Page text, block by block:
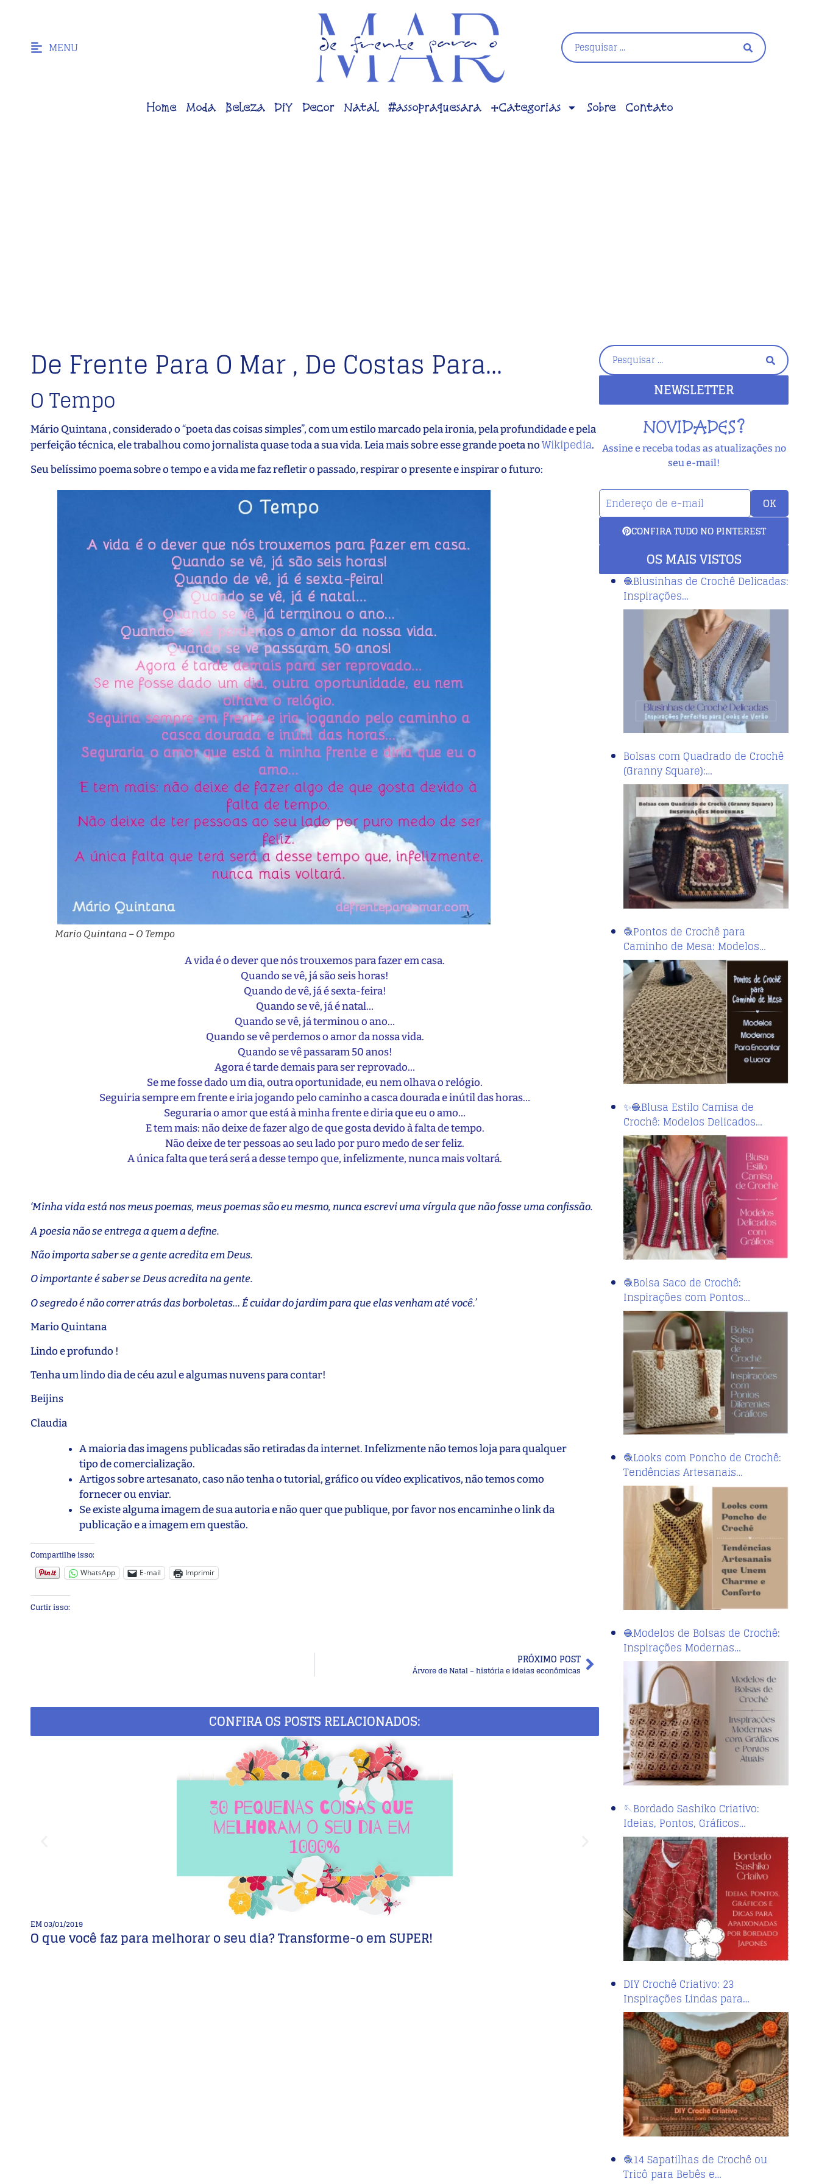
MENU
Home Moda Beleza DiY Decor Natal #assopraquesara +Categorias Sobre Contato
De Frente Para O Mar , De Costas Para…
O Tempo
Mário Quintana , considerado o “poeta das coisas simples”, com um estilo marcado pela ironia, pela profundidade e pela
perfeição técnica, ele trabalhou como jornalista quase toda a sua vida. Leia mais sobre esse grande poeta noWikipedia.
Seu belíssimo poema sobre o tempo e a vida me faz refletir o passado, respirar o presente e inspirar o futuro:
Mario Quintana – O Tempo
A vida é o dever que nós trouxemos para fazer em casa.
Quando se vê, já são seis horas!
Quando de vê, já é sexta-feira!
Quando se vê, já é natal…
Quando se vê, já terminou o ano…
Quando se vê perdemos o amor da nossa vida.
Quando se vê passaram 50 anos!
Agora é tarde demais para ser reprovado…
Se me fosse dado um dia, outra oportunidade, eu nem olhava o relógio.
Seguiria sempre em frente e iria jogando pelo caminho a casca dourada e inútil das horas…
Seguraria o amor que está à minha frente e diria que eu o amo…
E tem mais: não deixe de fazer algo de que gosta devido à falta de tempo.
Não deixe de ter pessoas ao seu lado por puro medo de ser feliz.
A única falta que terá será a desse tempo que, infelizmente, nunca mais voltará.
‘Minha vida está nos meus poemas, meus poemas são eu mesmo, nunca escrevi uma vírgula que não fosse uma confissão.
A poesia não se entrega a quem a define.
Não importa saber se a gente acredita em Deus.
O importante é saber se Deus acredita na gente.
O segredo é não correr atrás das borboletas… É cuidar do jardim para que elas venham até você.’
Mario Quintana
Lindo e profundo !
Tenha um lindo dia de céu azul e algumas nuvens para contar!
Beijins
Claudia
A maioria das imagens publicadas são retiradas da internet. Infelizmente não temos loja para qualquer
tipo de comercialização.
Artigos sobre artesanato, caso não tenha o tutorial, gráfico ou vídeo explicativos, não temos como
fornecer ou enviar.
Se existe alguma imagem de sua autoria e não quer que publique, por favor nos encaminhe o link da
publicação e a imagem em questão.
Compartilhe isso:
WhatsApp E-mail Imprimir
Curtir isso:
PRÓXIMO POST
Árvore de Natal – história e ideias econômicas
CONFIRA OS POSTS RELACIONADOS:
EM03/01/2019
O que você faz para melhorar o seu dia? Transforme-o em SUPER!
18/07/2020
20 de Julho o Dia do Amigo!
NEWSLETTER
NOVIDADES?
Assine e receba todas as atualizações no
seu e-mail!
OK
CONFIRA TUDO NO PINTEREST
OS MAIS VISTOS
🧶Blusinhas de Crochê Delicadas:
Inspirações…
Bolsas com Quadrado de Crochê
(Granny Square):…
🧶Pontos de Crochê para
Caminho de Mesa: Modelos…
✨🧶Blusa Estilo Camisa de
Crochê: Modelos Delicados…
🧶Bolsa Saco de Crochê:
Inspirações com Pontos…
🧶Looks com Poncho de Crochê:
Tendências Artesanais…
🧶Modelos de Bolsas de Crochê:
Inspirações Modernas…
🪡Bordado Sashiko Criativo:
Ideias, Pontos, Gráficos…
DIY Crochê Criativo: 23
Inspirações Lindas para…
🧶14 Sapatilhas de Crochê ou
Tricô para Bebês e…